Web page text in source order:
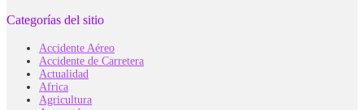
Categorías del sitio
Accidente Aéreo
Accidente de Carretera
Actualidad
Africa
Agricultura